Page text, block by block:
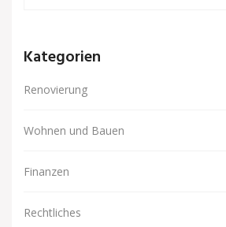
Kategorien
Renovierung
Wohnen und Bauen
Finanzen
Rechtliches